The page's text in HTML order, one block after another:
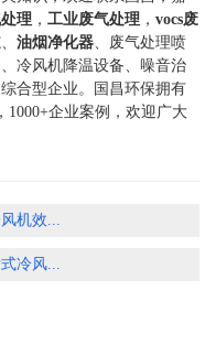
理 ， 工业废气处理 ， vocs废
、 油烟净化器、废气处理喷
冷风机降温设备、噪音治
合型企业。国昌环保拥有
1000+企业案例，欢迎广大
机效...
冷风...